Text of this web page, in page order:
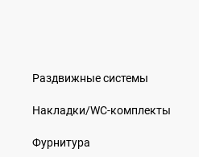
Раздвижные системы
Накладки/WC-комплекты
Фурнитура